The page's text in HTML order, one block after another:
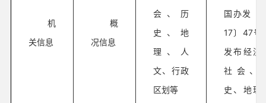
机
关信息
概
况信息
会、历
史、地
理、人
文、行政
区划等
国办发〔
17〕47号
发布经济
社会、
史、地理